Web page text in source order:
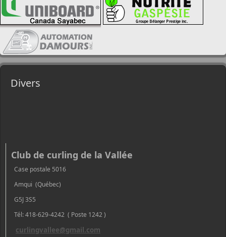
Divers
Club de curling de la Vallée
Case postale 5016
Amqui (Québec)
G5J 3S5
Tél: 418-629-4242 ( Poste 1242 )
curlingvallee@gmail.com